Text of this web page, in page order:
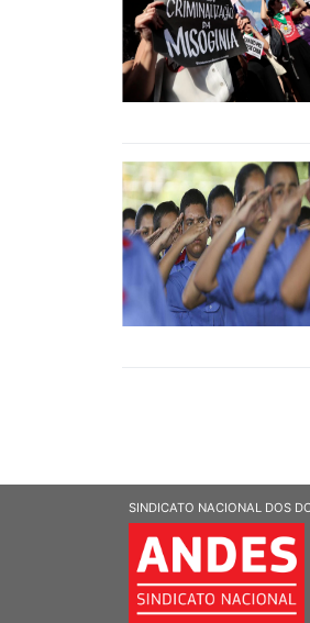
SINDICATO NACIONAL DOS